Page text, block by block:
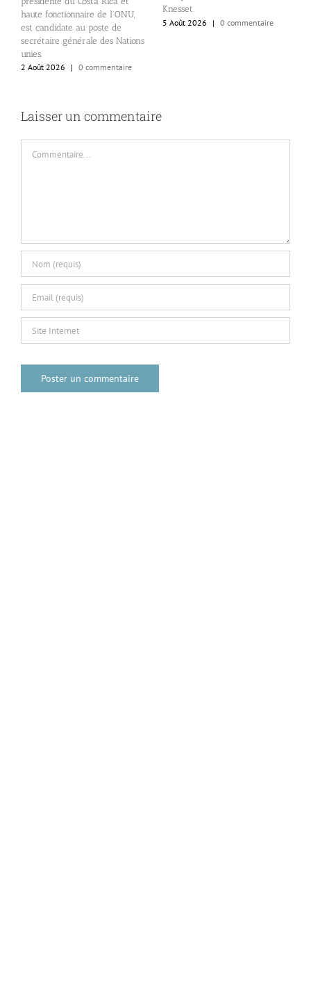
haute fonctionnaire de l’ONU,
est candidate au poste de
secrétaire générale des Nations
unies.
2 Août 2026
| 0 commentaire
Knesset.
5 Août 2026
| 0 commentaire
Laisser un commentaire